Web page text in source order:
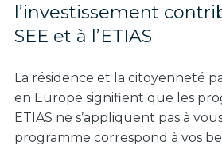
l’investissement
SEE et à l’ETIAS
La résidence et la citoyenneté
en Europe signifient que les
ETIAS ne s’appliquent pas à
programme correspond à vos